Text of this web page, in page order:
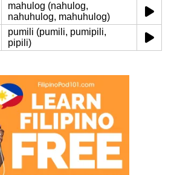
mahulog (nahulog,
nahuhulog, mahuhulog)
pumili (pumili, pumipili,
pipili)